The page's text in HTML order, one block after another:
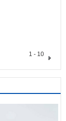
1 - 10